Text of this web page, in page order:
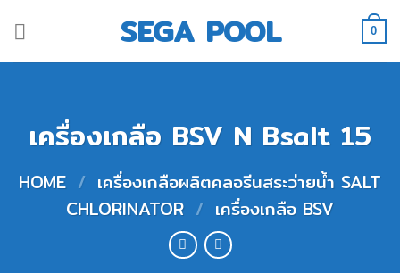
to
SEGA POOL 0
เครื่องเกลือ BSV N Bsalt 15
HOME / เครื่องเกลือผลิตคลอรีนสระว่ายน้ำ SALT
CHLORINATOR / เครื่องเกลือ BSV